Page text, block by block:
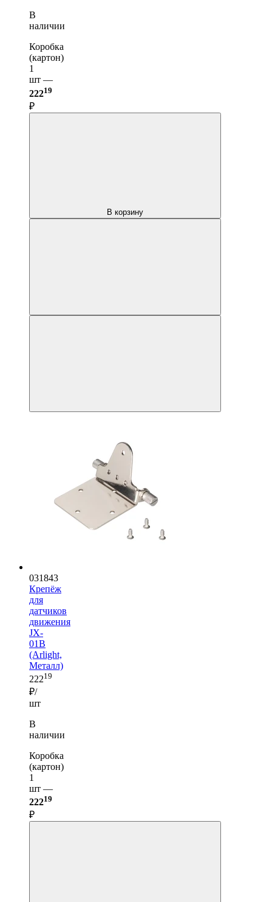
В
наличии
Коробка
(картон)
1
шт —
22219
₽
В корзину
031843
Крепёж
для
датчиков
движения
JX-
01B
(Arlight,
Металл)
22219
₽/
шт
В
наличии
Коробка
(картон)
1
шт —
22219
₽